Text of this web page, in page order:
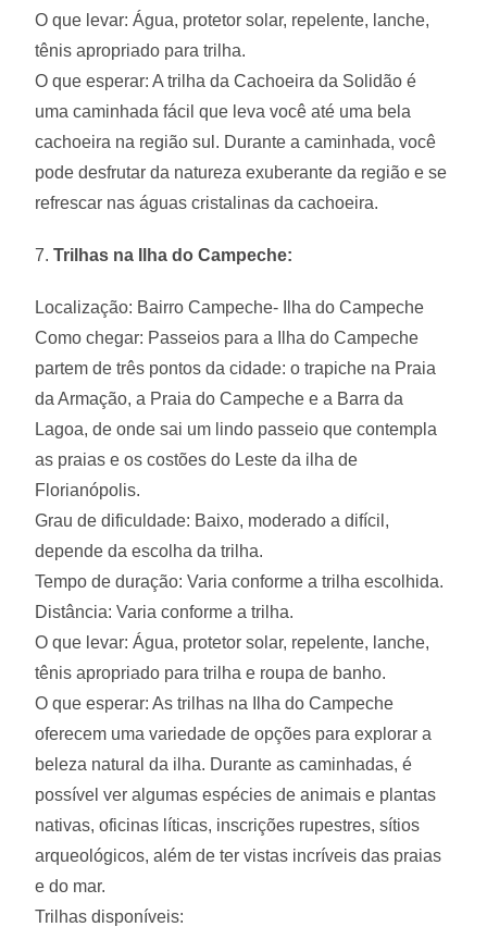
O que levar: Água, protetor solar, repelente, lanche,
tênis apropriado para trilha.
O que esperar: A trilha da Cachoeira da Solidão é
uma caminhada fácil que leva você até uma bela
cachoeira na região sul. Durante a caminhada, você
pode desfrutar da natureza exuberante da região e se
refrescar nas águas cristalinas da cachoeira.
7. Trilhas na Ilha do Campeche:
Localização: Bairro Campeche- Ilha do Campeche
Como chegar: Passeios para a Ilha do Campeche
partem de três pontos da cidade: o trapiche na Praia
da Armação, a Praia do Campeche e a Barra da
Lagoa, de onde sai um lindo passeio que contempla
as praias e os costões do Leste da ilha de
Florianópolis.
Grau de dificuldade: Baixo, moderado a difícil,
depende da escolha da trilha.
Tempo de duração: Varia conforme a trilha escolhida.
Distância: Varia conforme a trilha.
O que levar: Água, protetor solar, repelente, lanche,
tênis apropriado para trilha e roupa de banho.
O que esperar: As trilhas na Ilha do Campeche
oferecem uma variedade de opções para explorar a
beleza natural da ilha. Durante as caminhadas, é
possível ver algumas espécies de animais e plantas
nativas, oficinas líticas, inscrições rupestres, sítios
arqueológicos, além de ter vistas incríveis das praias
e do mar.
Trilhas disponíveis: